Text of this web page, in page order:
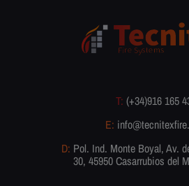
T: (+34)916 165
E:
D: Pol. Ind. Monte Boyal, Av.
30, 45950 Casarrubios del